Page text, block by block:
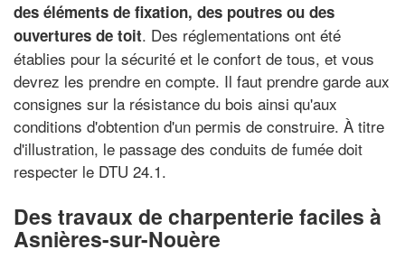
des éléments de fixation, des poutres ou des
ouvertures de toit. Des réglementations ont été
établies pour la sécurité et le confort de tous, et vous
devrez les prendre en compte. Il faut prendre garde aux
consignes sur la résistance du bois ainsi qu'aux
conditions d'obtention d'un permis de construire. À titre
d'illustration, le passage des conduits de fumée doit
respecter le DTU 24.1.
Des travaux de charpenterie faciles à
Asnières-sur-Nouère